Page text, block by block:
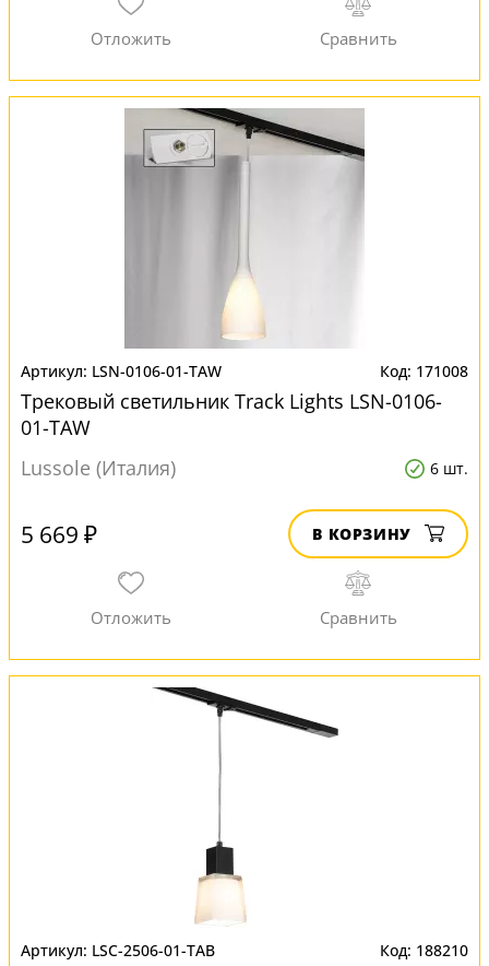
LSN-0106-01-TAW 171008
Трековый светильник Track Lights LSN-0106-
01-TAW
Lussole (Италия)
6 шт.
5 669 ₽ В КОРЗИНУ
LSC-2506-01-TAB 188210